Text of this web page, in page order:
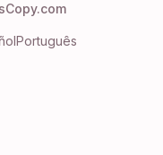
Português